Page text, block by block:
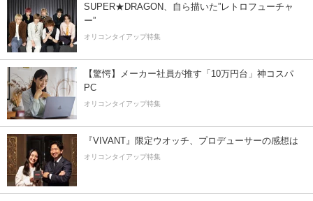
SUPER★DRAGON、自ら描いた”レトロフューチャ
ー”
オリコンタイアップ特集
【驚愕】メーカー社員が推す「10万円台」神コスパ
PC
オリコンタイアップ特集
『VIVANT』限定ウオッチ、プロデューサーの感想は
オリコンタイアップ特集